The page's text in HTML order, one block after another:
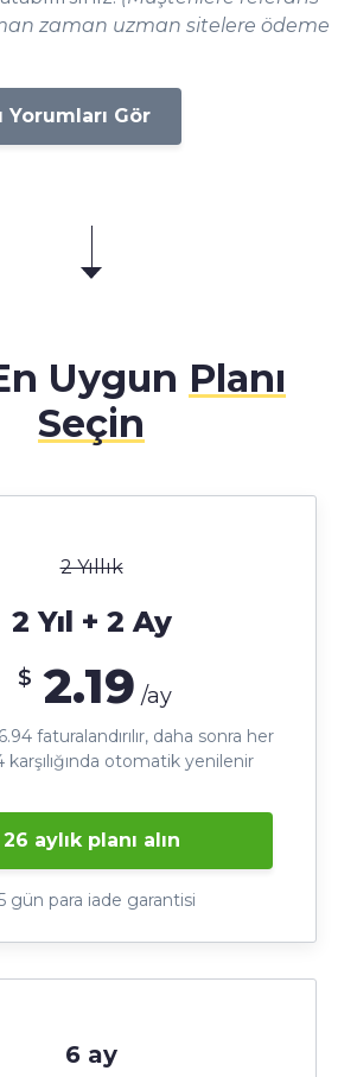
zaman uzman sitelere ödeme
Gör
Uygun Planı
Seçin
2 Yıllık
2 Yıl + 2 Ay
$ 2.19 /ay
faturalandırılır, daha sonra her
karşılığında otomatik yenilenir
26 aylık planı alın
gün para iade garantisi
6 ay